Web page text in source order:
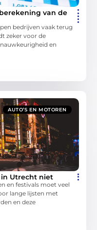
van de
bedrijven vaak terug
zeker voor de
en
AUTO’S EN MOTOREN
in Utrecht niet
en festivals moet veel
lange lijsten met
en deze